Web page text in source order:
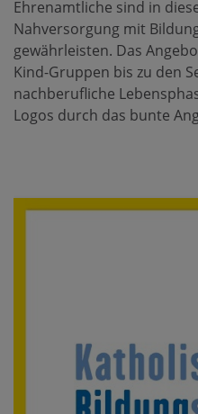
Ehrenamtliche sind in
Nahversorgung mit
gewährleisten. Das
Kind-Gruppen bis zu den
nachberufliche
Logos durch das bunte